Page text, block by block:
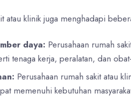
atau klinik juga menghadapi
daya: Perusahaan rumah
tenaga kerja, peralatan, dan
Perusahaan rumah sakit atau
memenuhi kebutuhan